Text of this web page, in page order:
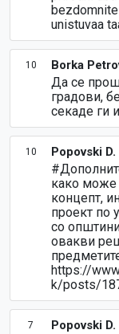
unistuvaa
10 Borka
Да се
градови,
секаде ги
10 Popovski
како може
концепт,
проект по
со
овакви
https://
k/posts/
7 Popovski